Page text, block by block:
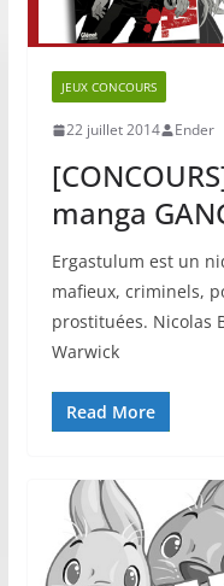
JEUX CONCOURS
22 juillet 2014 Ender
manga
Ergastulum est un
mafieux, criminels,
prostituées. Nicolas
Warwick
Read More